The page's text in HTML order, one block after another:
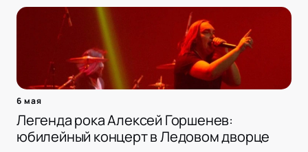
6 мая
Легенда рока Алексей Горшенев:
юбилейный концерт в Ледовом дворце